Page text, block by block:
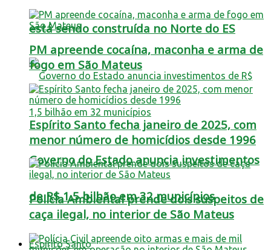
está sendo construída no Norte do ES
Governo do Estado anuncia investimentos
de R$ 1,5 bilhão em 32 municípios
Espírito Santo
PM apreende cocaína, maconha e arma de
fogo em São Mateus
Espírito Santo fecha janeiro de 2025, com
menor número de homicídios desde 1996
Polícia Ambiental prende dois suspeitos de
caça ilegal, no interior de São Mateus